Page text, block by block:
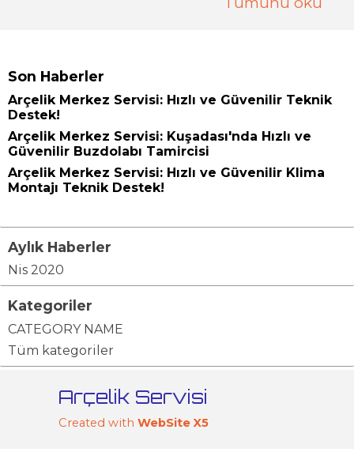
Son Haberler
Arçelik Merkez Servisi: Hızlı ve Güvenilir Teknik
Destek!
Arçelik Merkez Servisi: Kuşadası'nda Hızlı ve
Güvenilir Buzdolabı Tamircisi
Arçelik Merkez Servisi: Hızlı ve Güvenilir Klima
Montajı Teknik Destek!
Aylık Haberler
Nis 2020
Kategoriler
CATEGORY NAME
Tüm kategoriler
Created with WebSite X5
Arçelik Servisi